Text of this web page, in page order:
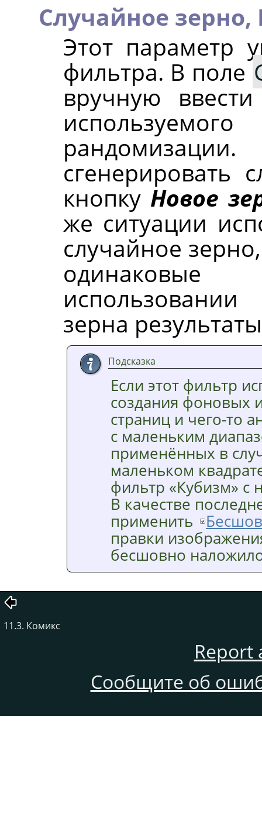
Случайное зерно,
Этот параметр
фильтра. В поле
вручную
сгенерировать
кнопку Новое
же ситуации
случайное
зерна
Подсказка
Если этот фильтр
создания фоновых
страниц и чего-то
с маленьким
применённых в
маленьком
фильтр «Кубизм»
В качестве
применить
правки
бесшовно
11.3. Комикс
Report
Сообщите об